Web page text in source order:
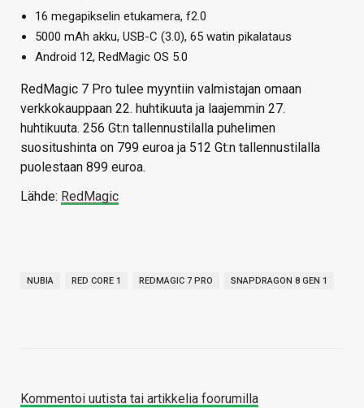
16 megapikselin etukamera, f2.0
5000 mAh akku, USB-C (3.0), 65 watin pikalataus
Android 12, RedMagic OS 5.0
RedMagic 7 Pro tulee myyntiin valmistajan omaan
verkkokauppaan 22. huhtikuuta ja laajemmin 27.
huhtikuuta. 256 Gt:n tallennustilalla puhelimen
suositushinta on 799 euroa ja 512 Gt:n tallennustilalla
puolestaan 899 euroa.
Lähde: RedMagic
NUBIA RED CORE 1 REDMAGIC 7 PRO SNAPDRAGON 8 GEN 1
Kommentoi uutista tai artikkelia foorumilla